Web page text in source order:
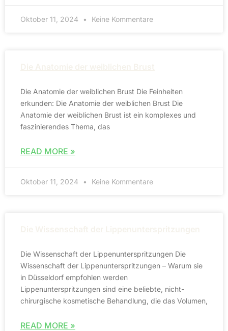
Oktober 11, 2024 Keine Kommentare
Die Anatomie der weiblichen Brust Die Feinheiten
erkunden: Die Anatomie der weiblichen Brust Die
Anatomie der weiblichen Brust ist ein komplexes und
faszinierendes Thema, das
READ MORE »
Oktober 11, 2024 Keine Kommentare
Die Wissenschaft der Lippenunterspritzungen Die
Wissenschaft der Lippenunterspritzungen – Warum sie
in Düsseldorf empfohlen werden
Lippenunterspritzungen sind eine beliebte, nicht-
chirurgische kosmetische Behandlung, die das Volumen,
READ MORE »